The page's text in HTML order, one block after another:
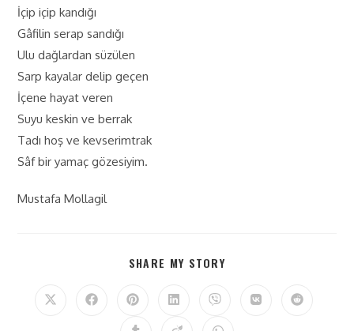
İçip içip kandığı
Gâfilin serap sandığı
Ulu dağlardan süzülen
Sarp kayalar delip geçen
İçene hayat veren
Suyu keskin ve berrak
Tadı hoş ve kevserimtrak
Sâf bir yamaç gözesiyim.
Mustafa Mollagil
SHARE MY STORY